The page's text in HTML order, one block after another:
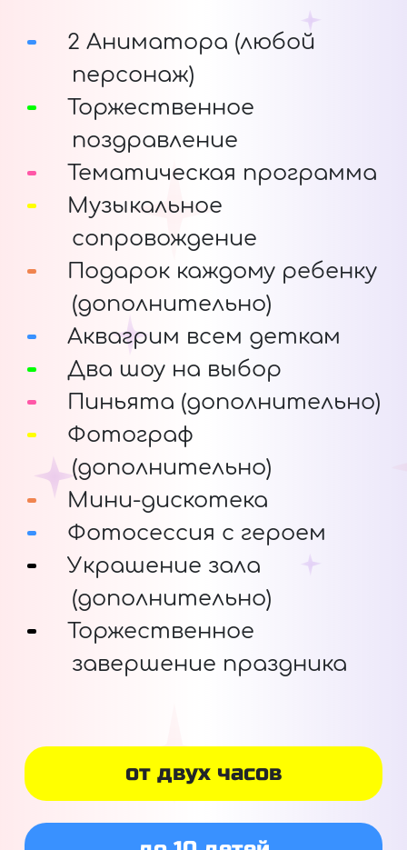
2 Аниматора (любой
персонаж)
Торжественное
поздравление
Тематическая программа
Музыкальное
сопровождение
Подарок каждому ребенку
(дополнительно)
Аквагрим всем деткам
Два шоу на выбор
Пиньята (дополнительно)
Фотограф
(дополнительно)
Мини-дискотека
Фотосессия с героем
Украшение зала
(дополнительно)
Торжественное
завершение праздника
от двух часов